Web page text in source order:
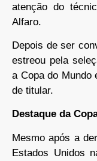
atenção do
Alfaro.
Depois de ser
estreou pela
a Copa do Mundo
de titular.
Destaque da
Mesmo após a
Estados Unidos